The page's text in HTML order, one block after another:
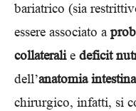
bariatrico (sia
essere associato a
collateralie deficit
dell’anatomia
chirurgico, infatti, si